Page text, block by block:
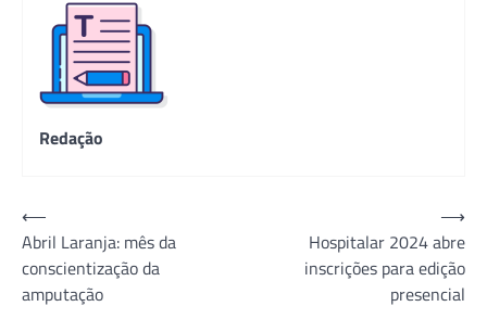
Redação
Navegação
de
Post
⟵
Abril Laranja: mês da
conscientização da
amputação
Hospitalar 2024 abre
inscrições para edição
presencial
⟶